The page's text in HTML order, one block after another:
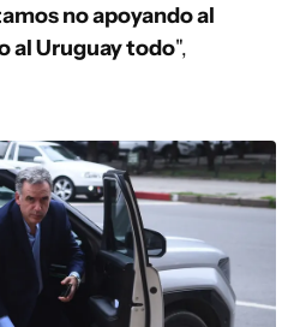
no apoyando al
al Uruguay todo",